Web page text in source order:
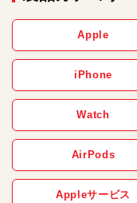
Apple
iPhone
Watch
AirPods
Appleサービス